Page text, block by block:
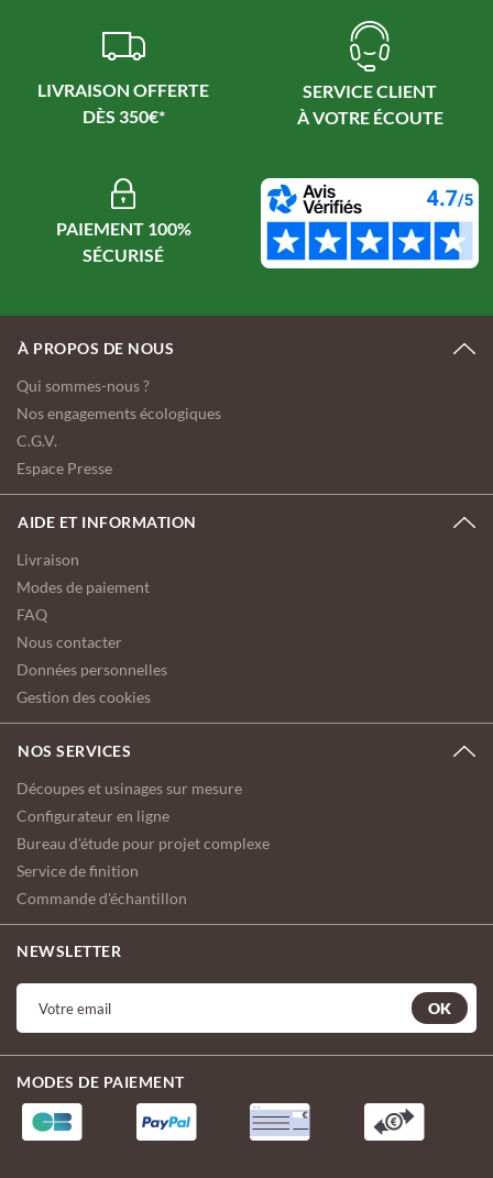
LIVRAISON OFFERTE
DÈS 350€*
SERVICE CLIENT
À VOTRE ÉCOUTE
PAIEMENT 100%
À PROPOS DE NOUS
Qui sommes-nous ?
Nos engagements écologiques
C.G.V.
Espace Presse
AIDE ET INFORMATION
Livraison
Modes de paiement
FAQ
Nous contacter
Données personnelles
Gestion des cookies
NOS SERVICES
Découpes et usinages sur mesure
Configurateur en ligne
Bureau d'étude pour projet complexe
Service de finition
Commande d'échantillon
NEWSLETTER
OK
MODES DE PAIEMENT